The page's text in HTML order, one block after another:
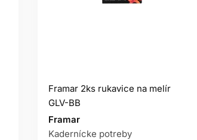
Framar 2ks rukavice na melír
GLV-BB
Framar
Kadernícke potreby